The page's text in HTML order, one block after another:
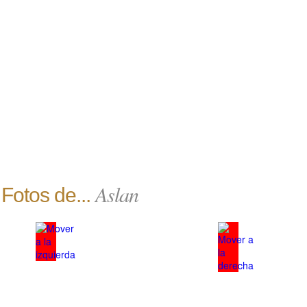
Fotos de... Aslan